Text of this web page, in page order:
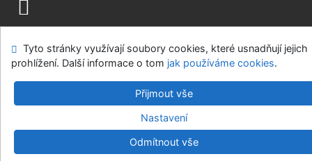
Modul OpenSearch
Napište nám Nastavení cookies
Univerzitní knihovna - Univerzita Hradec Králové
©1993-2026IPACv.4.8.63a-Cosmotron Bohemia, s.r.o.
Tyto stránky využívají soubory cookies, které usnadňují jejich
prohlížení. Další informace o tom jak používáme cookies.
Přijmout vše
Nastavení
Odmítnout vše